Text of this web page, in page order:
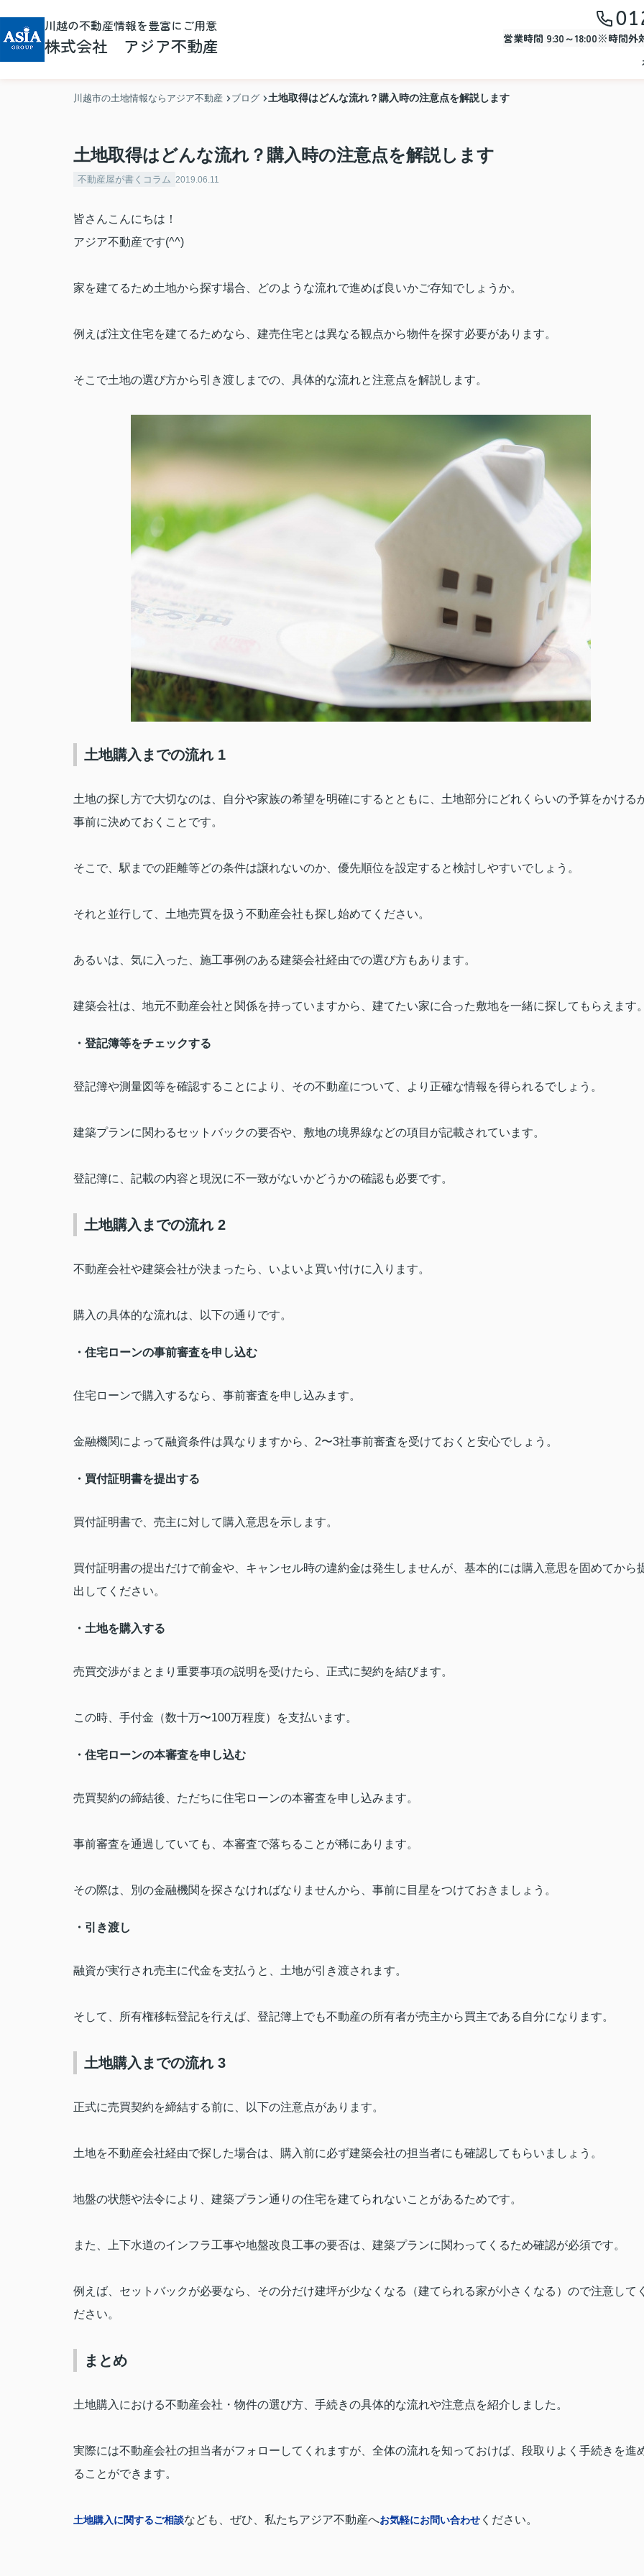
川越の不動産情報を豊富にご用意
株式会社 アジア不動産 営業時間 9:30～18:00※時間外
川越市の土地情報ならアジア不動産 ブログ 土地取得はどんな流れ？購入時の注意点を解説します
土地取得はどんな流れ？購入時の注意点を解説します
不動産屋が書くコラム 2019.06.11
皆さんこんにちは！
アジア不動産です(^^)
家を建てるため土地から探す場合、どのような流れで進めば良いかご存知でしょうか。
例えば注文住宅を建てるためなら、建売住宅とは異なる観点から物件を探す必要があります。
そこで土地の選び方から引き渡しまでの、具体的な流れと注意点を解説します。
土地購入までの流れ 1
土地の探し方で大切なのは、自分や家族の希望を明確にするとともに、土地部分にどれくらいの予算をかける
事前に決めておくことです。
そこで、駅までの距離等どの条件は譲れないのか、優先順位を設定すると検討しやすいでしょう。
それと並行して、土地売買を扱う不動産会社も探し始めてください。
あるいは、気に入った、施工事例のある建築会社経由での選び方もあります。
建築会社は、地元不動産会社と関係を持っていますから、建てたい家に合った敷地を一緒に探してもらえます
・登記簿等をチェックする
登記簿や測量図等を確認することにより、その不動産について、より正確な情報を得られるでしょう。
建築プランに関わるセットバックの要否や、敷地の境界線などの項目が記載されています。
登記簿に、記載の内容と現況に不一致がないかどうかの確認も必要です。
土地購入までの流れ 2
不動産会社や建築会社が決まったら、いよいよ買い付けに入ります。
購入の具体的な流れは、以下の通りです。
・住宅ローンの事前審査を申し込む
住宅ローンで購入するなら、事前審査を申し込みます。
金融機関によって融資条件は異なりますから、 2〜3社事前審査を受けておくと安心でしょう。
・買付証明書を提出する
買付証明書で、売主に対して購入意思を示します。
買付証明書の提出だけで前金や、キャンセル時の違約金は発生しませんが、基本的には購入意思を固めてから
出してください。
・土地を購入する
売買交渉がまとまり重要事項の説明を受けたら、正式に契約を結びます。
この時、手付金（数十万〜100万程度）を支払います。
・住宅ローンの本審査を申し込む
売買契約の締結後、ただちに住宅ローンの本審査を申し込みます。
事前審査を通過していても、本審査で落ちることが稀にあります。
その際は、別の金融機関を探さなければなりませんから、事前に目星をつけておきましょう。
・引き渡し
融資が実行され売主に代金を支払うと、土地が引き渡されます。
そして、所有権移転登記を行えば、登記簿上でも不動産の所有者が売主から買主である自分になります。
土地購入までの流れ 3
正式に売買契約を締結する前に、以下の注意点があります。
土地を不動産会社経由で探した場合は、購入前に必ず建築会社の担当者にも確認してもらいましょう。
地盤の状態や法令により、建築プラン通りの住宅を建てられないことがあるためです。
また、上下水道のインフラ工事や地盤改良工事の要否は、建築プランに関わってくるため確認が必須です。
例えば、セットバックが必要なら、その分だけ建坪が少なくなる（建てられる家が小さくなる）ので注意して
ださい。
まとめ
土地購入における不動産会社・物件の選び方、手続きの具体的な流れや注意点を紹介しました。
実際には不動産会社の担当者がフォローしてくれますが、全体の流れを知っておけば、段取りよく手続きを進
ることができます。
土地購入に関するご相談なども、ぜひ、私たちアジア不動産へお気軽にお問い合わせ ください。